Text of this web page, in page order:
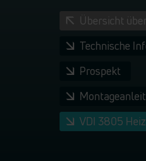
Übersicht
Technische
Prospekt
VDI 3805